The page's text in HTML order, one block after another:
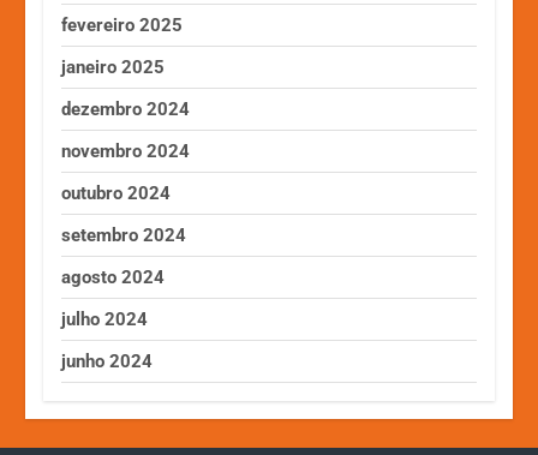
fevereiro 2025
janeiro 2025
dezembro 2024
novembro 2024
outubro 2024
setembro 2024
agosto 2024
julho 2024
junho 2024